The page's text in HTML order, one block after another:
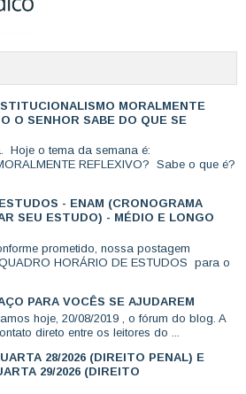
MORALMENTE
O SENHOR SABE DO QUE SE
Hoje o tema da semana é:
REFLEXIVO? Sabe o que é?
- ENAM (CRONOGRAMA
SEU ESTUDO) - MÉDIO E LONGO
prometido, nossa postagem
HORÁRIO DE ESTUDOS para o
PARA VOCÊS SE AJUDAREM
hoje, 20/08/2019 , o fórum do blog. A
direto entre os leitores do ...
28/2026 (DIREITO PENAL) E
29/2026 (DIREITO